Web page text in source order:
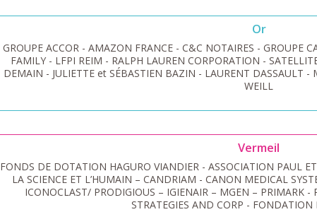
Or
GROUPE ACCOR - AMAZON FRANCE - C&C NOTAIRES - GROUPE
FAMILY - LFPI REIM - RALPH LAUREN CORPORATION -
DEMAIN - JULIETTE et SÉBASTIEN BAZIN - LAURENT DASSAULT -
WEILL
Vermeil
FONDS DE DOTATION HAGURO VIANDIER - ASSOCIATION PAUL
LA SCIENCE ET L’HUMAIN – CANDRIAM - CANON MEDICAL
ICONOCLAST/ PRODIGIOUS – IGIENAIR – MGEN – PRIMARK -
STRATEGIES AND CORP - FONDATION